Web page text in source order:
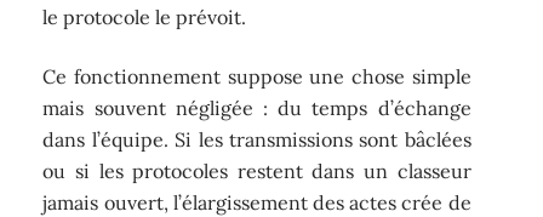
le protocole le prévoit.
Ce fonctionnement suppose une chose simple
mais souvent négligée : du temps d’échange
dans l’équipe. Si les transmissions sont bâclées
ou si les protocoles restent dans un classeur
jamais ouvert, l’élargissement des actes crée de